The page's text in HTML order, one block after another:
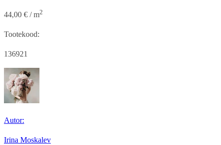
44,00 € / m2
Tootekood:
136921
Autor:
Irina Moskalev